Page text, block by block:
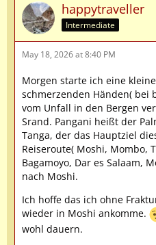
happytraveller
Intermediate
May 18, 2026 at 8:40 PM
Morgen starte ich eine
schmerzenden Händen( bei
vom Unfall in den Bergen
Srand. Pangani heißt der
Tanga, der das Hauptziel
Reiseroute( Moshi, Mombo,
Bagamoyo, Dar es Salaam,
nach Moshi.
Ich hoffe das ich ohne
wieder in Moshi ankomme.
wohl dauern.